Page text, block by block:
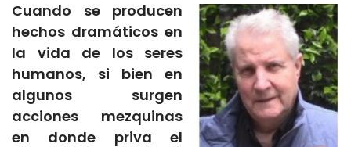
Cuando se producen
hechos dramáticos en
la vida de los seres
humanos, si bien en
algunos surgen
acciones mezquinas
en donde priva el